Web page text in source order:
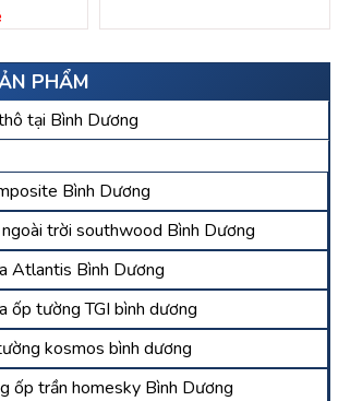
PHẨM
tại Bình Dương
Bình Dương
trời southwood Bình Dương
Atlantis Bình Dương
ốp tường TGI bình dương
kosmos bình dương
ốp trần homesky Bình Dương